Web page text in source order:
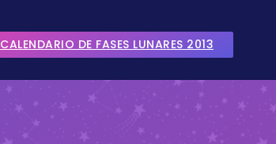
CALENDARIO DE FASES LUNARES 2013